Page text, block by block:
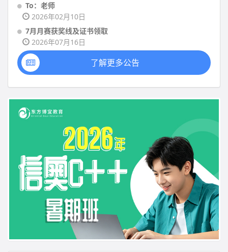
To：老师
2026年02月10日
7月月赛获奖线及证书领取
2026年07月16日
了解更多公告